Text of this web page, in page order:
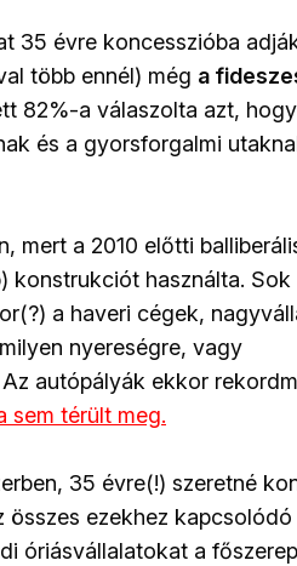
35 évre koncesszióba
több ennél) még a
82%-a válaszolta azt,
és a gyorsforgalmi
mert a 2010 előtti
konstrukciót használta.
a haveri cégek,
nyereségre, vagy
autópályák ekkor
sem térült meg.
35 évre(!) szeretné
ezekhez
óriásvállalatokat a